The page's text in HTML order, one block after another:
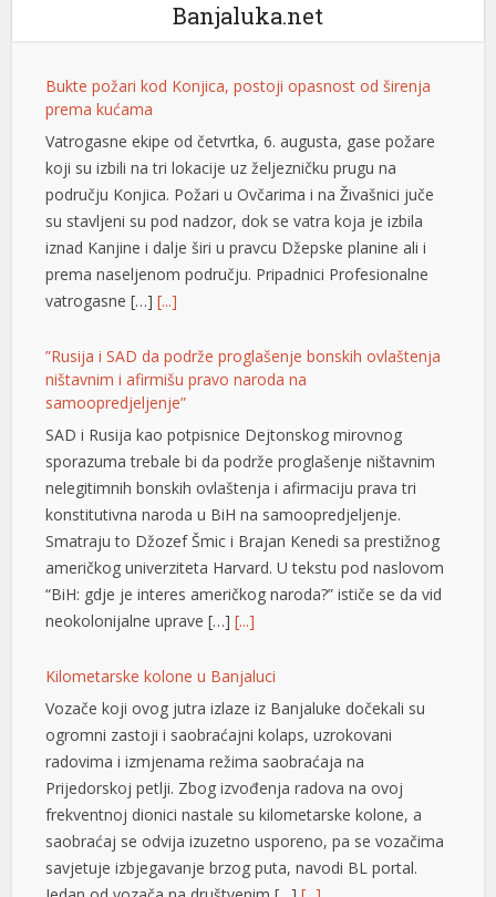
Banjaluka.net
Bukte požari kod Konjica, postoji opasnost od širenja
prema kućama
Vatrogasne ekipe od četvrtka, 6. augusta, gase požare
koji su izbili na tri lokacije uz željezničku prugu na
području Konjica. Požari u Ovčarima i na Živašnici juče
su stavljeni su pod nadzor, dok se vatra koja je izbila
iznad Kanjine i dalje širi u pravcu Džepske planine ali i
prema naseljenom području. Pripadnici Profesionalne
vatrogasne […][...]
”Rusija i SAD da podrže proglašenje bonskih ovlaštenja
ništavnim i afirmišu pravo naroda na
samoopredjeljenje”
SAD i Rusija kao potpisnice Dejtonskog mirovnog
sporazuma trebale bi da podrže proglašenje ništavnim
nelegitimnih bonskih ovlaštenja i afirmaciju prava tri
konstitutivna naroda u BiH na samoopredjeljenje.
Smatraju to Džozef Šmic i Brajan Kenedi sa prestižnog
američkog univerziteta Harvard. U tekstu pod naslovom
“BiH: gdje je interes američkog naroda?” ističe se da vid
neokolonijalne uprave […][...]
Kilometarske kolone u Banjaluci
Vozače koji ovog jutra izlaze iz Banjaluke dočekali su
ogromni zastoji i saobraćajni kolaps, uzrokovani
radovima i izmjenama režima saobraćaja na
Prijedorskoj petlji. Zbog izvođenja radova na ovoj
frekventnoj dionici nastale su kilometarske kolone, a
saobraćaj se odvija izuzetno usporeno, pa se vozačima
savjetuje izbjegavanje brzog puta, navodi BL portal.